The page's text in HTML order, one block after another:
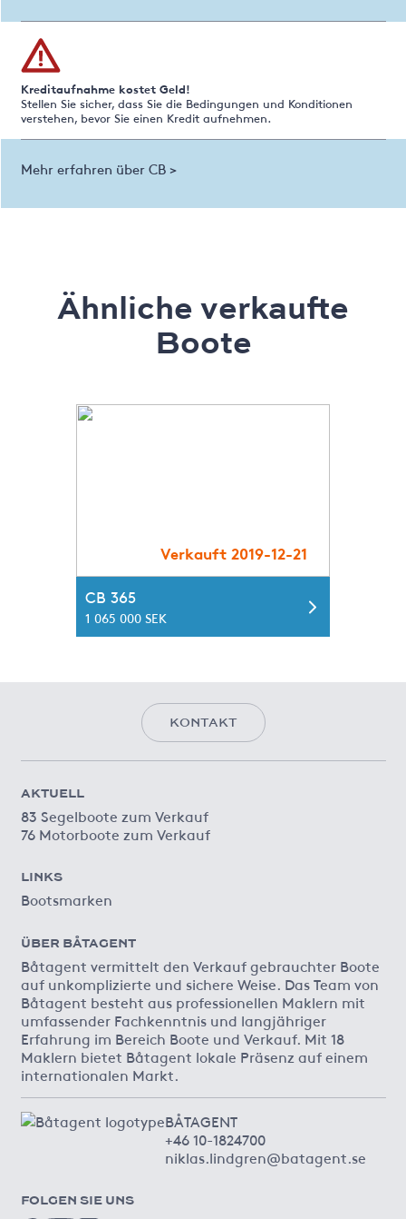
Kreditaufnahme kostet Geld!
Stellen Sie sicher, dass Sie die Bedingungen und Konditionen
verstehen, bevor Sie einen Kredit aufnehmen.
Mehr erfahren über CB >
Ähnliche verkaufte
Boote
Verkauft 2019-12-21
CB 365
1 065 000 SEK
KONTAKT
AKTUELL
83 Segelboote zum Verkauf
76 Motorboote zum Verkauf
LINKS
Bootsmarken
ÜBER BÅTAGENT
Båtagent vermittelt den Verkauf gebrauchter Boote
auf unkomplizierte und sichere Weise. Das Team von
Båtagent besteht aus professionellen Maklern mit
umfassender Fachkenntnis und langjähriger
Erfahrung im Bereich Boote und Verkauf. Mit 18
Maklern bietet Båtagent lokale Präsenz auf einem
internationalen Markt.
BÅTAGENT
+46 10-1824700
niklas.lindgren@batagent.se
FOLGEN SIE UNS